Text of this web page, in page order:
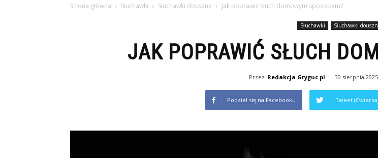
Strona główna Słuchawki Słuchawki douszne Jak poprawić słuch domowym sposobem?
Słuchawki Słuchawki
JAK POPRAWIĆ SŁUCH
Przez Redakcja Gryguc.pl - 30 sierpnia 2025
Podziel się na Facebooku Tweet